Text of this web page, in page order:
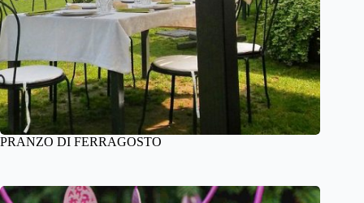
PRANZO DI FERRAGOSTO